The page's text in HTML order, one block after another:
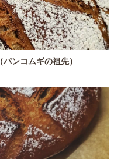
ンコムギの祖先）